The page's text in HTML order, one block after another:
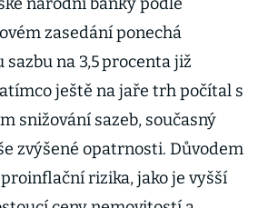
zasedání ponechá
na 3,5 procenta již
ještě na jaře trh počítal s
snižování sazeb, současný
zvýšené opatrnosti. Důvodem
rizika, jako je vyšší